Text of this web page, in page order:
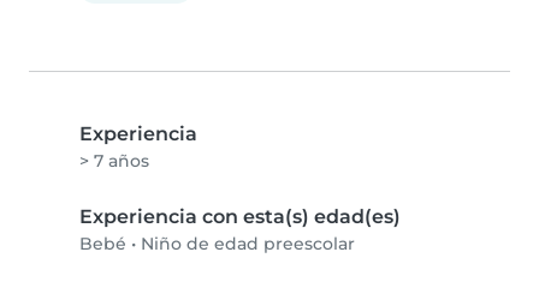
Experiencia
> 7 años
Experiencia con esta(s) edad(es)
Bebé • Niño de edad preescolar